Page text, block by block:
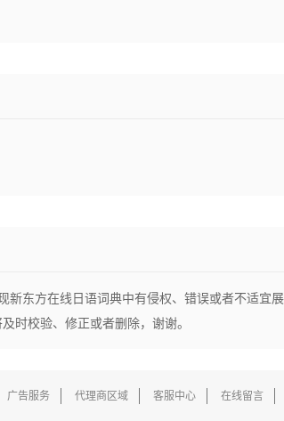
新东方在线日语词典中有侵权、错误或者不适宜
时校验、修正或者删除，谢谢。
广告服务 代理商区域 客服中心 在线留言